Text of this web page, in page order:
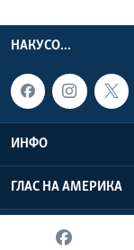
НАКУСО...
ИНФО
ГЛАС НА АМЕРИКА
Глас на